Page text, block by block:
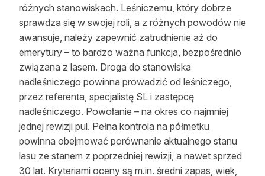
różnych stanowiskach. Leśniczemu, który dobrze
sprawdza się w swojej roli, a z różnych powodów nie
awansuje, należy zapewnić zatrudnienie aż do
emerytury – to bardzo ważna funkcja, bezpośrednio
związana z lasem. Droga do stanowiska
nadleśniczego powinna prowadzić od leśniczego,
przez referenta, specjalistę SL i zastępcę
nadleśniczego. Powołanie – na okres co najmniej
jednej rewizji pul. Pełna kontrola na półmetku
powinna obejmować porównanie aktualnego stanu
lasu ze stanem z poprzedniej rewizji, a nawet sprzed
30 lat. Kryteriami oceny są m.in. średni zapas, wiek,